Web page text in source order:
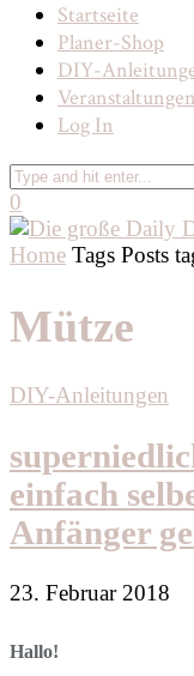
Startseite
Planer-Shop
DIY-
Veranstaltungen
Log In
0
Home Tags Posts
Mütze
DIY-Anleitungen
einfach
Anfänger
23. Februar 2018
Hallo!